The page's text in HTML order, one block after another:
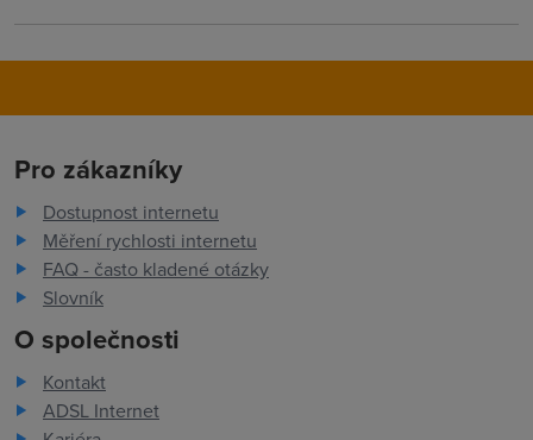
Pro zákazníky
Dostupnost internetu
Měření rychlosti internetu
FAQ - často kladené otázky
Slovník
O společnosti
Kontakt
ADSL Internet